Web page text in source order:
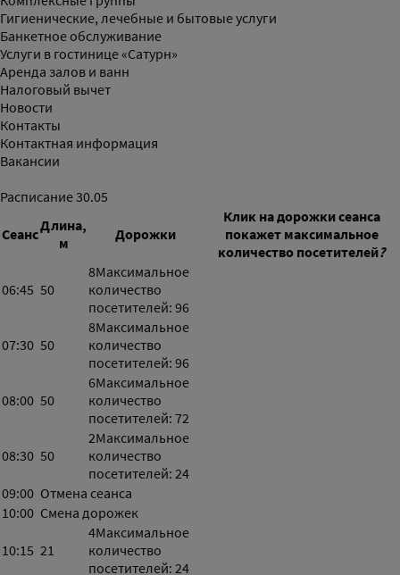
Гигиенические, лечебные и бытовые услуги
Банкетное обслуживание
Услуги в гостинице «Сатурн»
Аренда залов и ванн
Налоговый вычет
Новости
Контакты
Контактная информация
Вакансии
Расписание30.05
СеансДлина,
м
Дорожки
Клик на дорожки сеанса
покажет максимальное
количество посетителей?
06:45 50
8Максимальное
количество
посетителей: 96
07:30 50
8Максимальное
количество
посетителей: 96
08:00 50
6Максимальное
количество
посетителей: 72
08:30 50
2Максимальное
количество
посетителей: 24
09:00 Отмена сеанса
10:00 Смена дорожек
10:15 21
4Максимальное
количество
посетителей: 24